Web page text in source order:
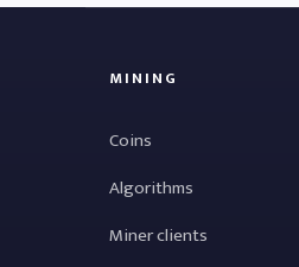
MINING
Coins
Algorithms
Miner clients